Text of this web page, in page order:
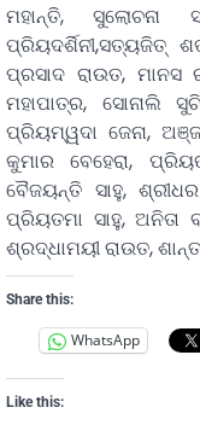
ମହାନ୍ତି, ସୁଲୋଚନା
ପ୍ରିୟଦର୍ଶିନୀ,ସତ୍ୟଜିତ୍
ପ୍ରସାଦ ରାଉତ,
ମହାପାତ୍ର, ସୋନାଲି
ପ୍ରିୟମ୍ୱଦା ଜେନା,
କୁମାର ବେହେରା,
ବୈଜୟନ୍ତି ସାହୁ,
ପ୍ରିୟତମା ସାହୁ, ଅନିତା
ଶ୍ରଦ୍ଧାମୟୀ ରାଉତ,
Share this:
WhatsApp
Like this: